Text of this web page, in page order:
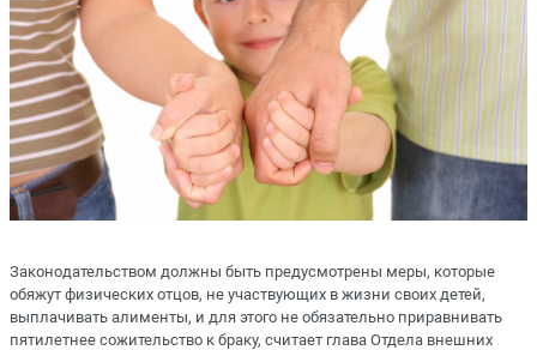
Законодательством должны быть предусмотрены меры, которые
обяжут физических отцов, не участвующих в жизни своих детей,
выплачивать алименты, и для этого не обязательно приравнивать
пятилетнее сожительство к браку, считает глава Отдела внешних